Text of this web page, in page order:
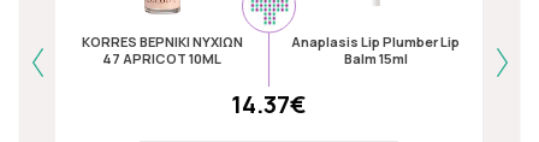
KORRES ΒΕΡΝΙΚΙ ΝΥΧΙΩΝ
47 APRICOT 10ML
Anaplasis Lip Plumber Lip
Balm 15ml
14.37€